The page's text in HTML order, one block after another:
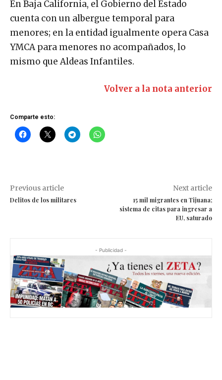
En Baja California, el Gobierno del Estado
cuenta con un albergue temporal para
menores; en la entidad igualmente opera Casa
YMCA para menores no acompañados, lo
mismo que Aldeas Infantiles.
Volver a la nota anterior
Comparte esto:
Previous article
Delitos de los militares
Next article
15 mil migrantes en Tijuana;
sistema de citas para ingresar a
EU, saturado
- Publicidad -